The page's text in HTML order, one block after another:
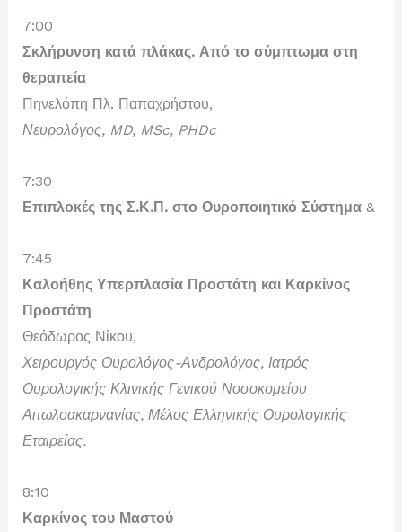
7:00
Σκλήρυνση κατά πλάκας. Από το σύμπτωμα στη
θεραπεία
Πηνελόπη Πλ. Παπαχρήστου,
Νευρολόγος, MD, MSc, PHDc
7:30
Επιπλοκές της Σ.Κ.Π. στο Ουροποιητικό Σύστημα&
7:45
Καλοήθης Υπερπλασία Προστάτη και Καρκίνος
Προστάτη
Θεόδωρος Νίκου,
Χειρουργός Ουρολόγος-Ανδρολόγος, Ιατρός
Ουρολογικής Κλινικής Γενικού Νοσοκομείου
Αιτωλοακαρνανίας, Μέλος Ελληνικής Ουρολογικής
Εταιρείας.
8:10
Καρκίνος του Μαστού